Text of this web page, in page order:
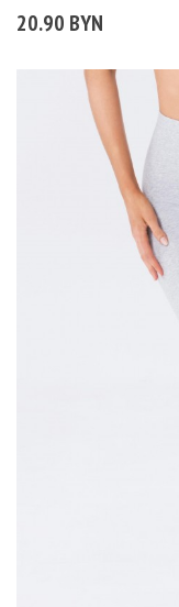
20.90 BYN